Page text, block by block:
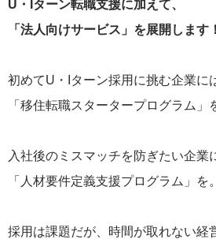
U・Iターン転職支援に加えて、
「法人向けサービス」を展開します！
初めてU・Iターン採用に挑む企業に
「移住転職スタータープログラム」
入社後のミスマッチを防ぎたい企業
「人材要件定義支援プログラム」を。
採用は課題だが、時間が取れない経